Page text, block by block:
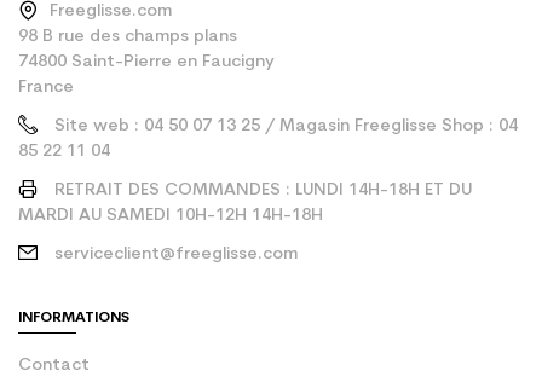
Freeglisse.com
98 B rue des champs plans
74800 Saint-Pierre en Faucigny
France
Site web : 04 50 07 13 25 / Magasin Freeglisse Shop : 04
85 22 11 04
RETRAIT DES COMMANDES : LUNDI 14H-18H ET DU
MARDI AU SAMEDI 10H-12H 14H-18H
serviceclient@freeglisse.com
INFORMATIONS
Contact